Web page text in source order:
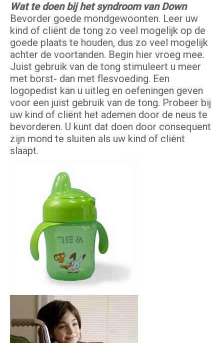
Wat te doen bij het syndroom van Down
Bevorder goede mondgewoonten. Leer uw
kind of cliënt de tong zo veel mogelijk op de
goede plaats te houden, dus zo veel mogelijk
achter de voortanden. Begin hier vroeg mee.
Juist gebruik van de tong stimuleert u meer
met borst- dan met flesvoeding. Een
logopedist kan u uitleg en oefeningen geven
voor een juist gebruik van de tong. Probeer bij
uw kind of cliënt het ademen door de neus te
bevorderen. U kunt dat doen door consequent
zijn mond te sluiten als uw kind of cliënt
slaapt.